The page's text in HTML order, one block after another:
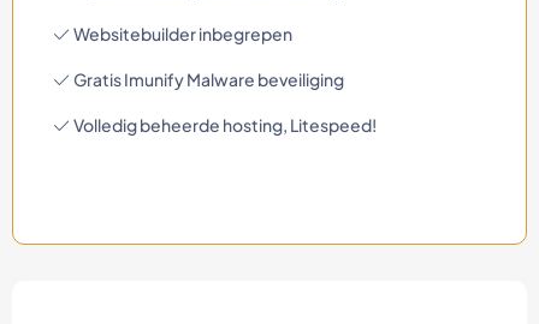
Websitebuilder inbegrepen
Gratis Imunify Malware beveiliging
Volledig beheerde hosting, Litespeed!